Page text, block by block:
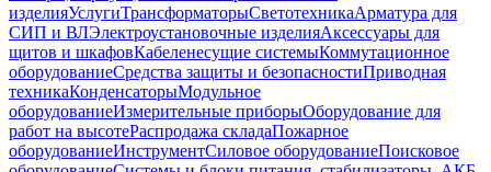
изделияУслугиТрансформаторыСветотехникаАрматура для
СИП и ВЛЭлектроустановочные изделияАксессуары для
щитов и шкафовКабеленесущие системыКоммутационное
оборудованиеСредства защиты и безопасностиПриводная
техникаКонденсаторыМодульное
оборудованиеИзмерительные приборыОборудование для
работ на высотеРаспродажа складаПожарное
оборудованиеИнструментСиловое оборудованиеПоисковое